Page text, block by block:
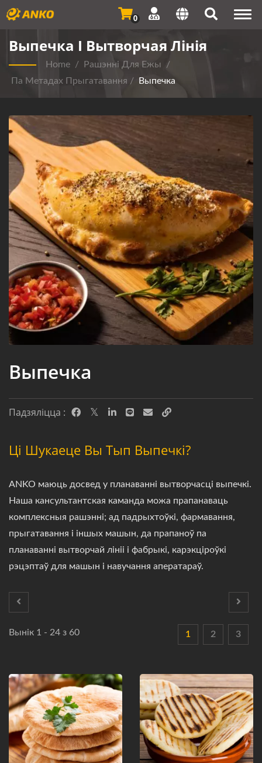
0
Выпечка І Вытворчая Лінія
Home / Рашэнні Для Ежы
/
Па Метадах Прыгатавання / Выпечка
Выпечка
Падзяліцца :
Ці Шукаеце Вы Тып Выпечкі?
ANKO маюць досвед у планаванні вытворчасці выпечкі.
Наша кансультантская каманда можа прапанаваць
комплексныя рашэнні; ад падрыхтоўкі, фармавання,
прыгатавання і іншых машын, да прапаноў па
планаванні вытворчай лініі і фабрыкі, карэкціроўкі
рэцэптаў для машын і навучання аператараў.
Вынік 1 - 24 з 60 1 2 3